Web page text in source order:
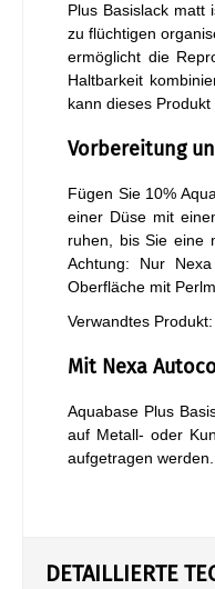
Plus Basislack matt
zu flüchtigen
ermöglicht die
Haltbarkeit
kann dieses
Vorbereitung
Fügen Sie 10%
einer Düse mit
ruhen, bis Sie eine
Achtung: Nur
Oberfläche mit
Verwandtes Produkt:
Mit Nexa
Aquabase Plus
auf Metall- oder
aufgetragen werden.
DETAILLIERTE